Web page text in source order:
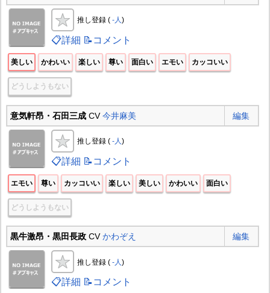
推し登録 ( -人)
📋詳細 📝コメント
美しい かわいい 楽しい 尊い 面白い エモい カッコいい
どうしようもない
意気軒昂・石田三成CV今井麻美 編集
推し登録 ( -人)
📋詳細 📝コメント
エモい 尊い カッコいい 楽しい 美しい かわいい 面白い
どうしようもない
黒牛激昂・黒田長政CVかわぞえ 編集
推し登録 ( -人 )
📋詳細 📝コメント